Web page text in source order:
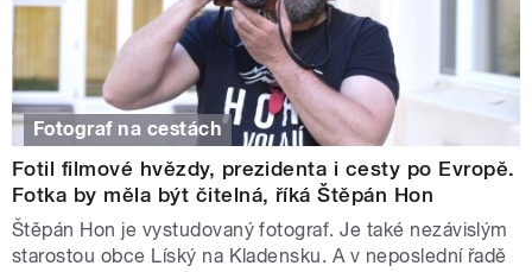
Fotograf na cestách
Fotil filmové hvězdy, prezidenta i cesty po Evropě.
Fotka by měla být čitelná, říká Štěpán Hon
Štěpán Hon je vystudovaný fotograf. Je také nezávislým
starostou obce Líský na Kladensku. A v neposlední řadě